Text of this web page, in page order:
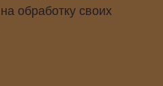
обработку своих